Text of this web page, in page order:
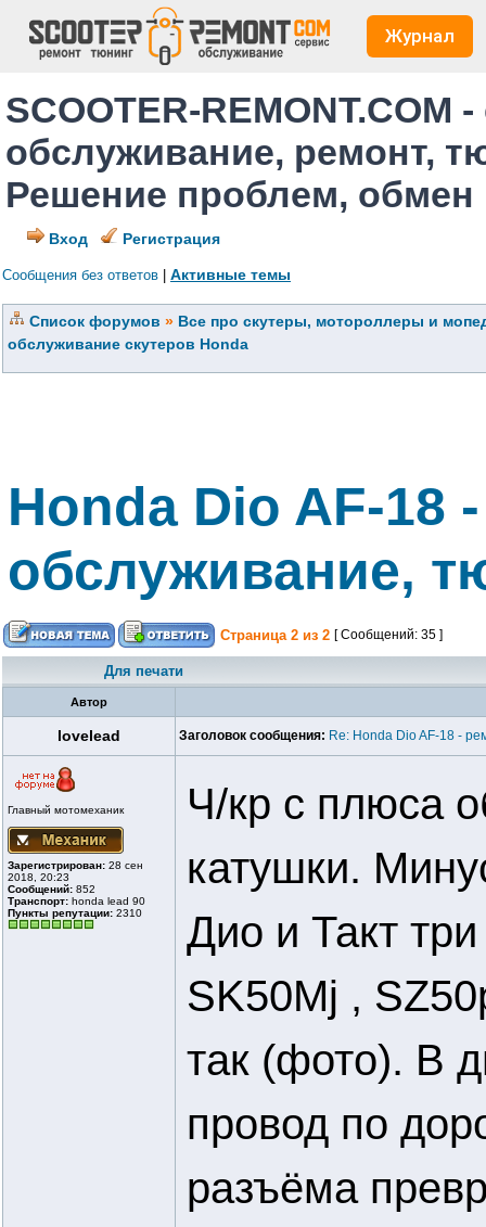
Журнал
SCOOTER-REMONT.COM
обслуживание, ремонт,
Решение проблем,
Вход Регистрация
Сообщения без ответов Активные темы
Список форумов » Все про скутеры, мотороллеры и
обслуживание скутеров Honda
Honda Dio AF-18
обслуживание,
Страница 2 из 2 [ Сообщений: 35 ]
Для печати
Автор
lovelead Заголовок сообщения: Re: Honda Dio AF-18 -
Главный мотомеханик
Зарегистрирован: 28 сен
2018, 20:23
Сообщений: 852
Транспорт: honda lead 90
Пункты репутации: 2310
Ч/кр с плюса
катушки.
Дио и Такт
SK50Mj ,
так (фото). В
провод по
разъёма